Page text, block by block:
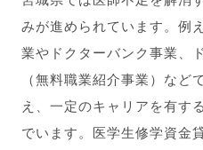
みが進められています。例
業やドクターバンク事業、
（無料職業紹介事業）など
え、一定のキャリアを有す
でいます。医学生修学資金